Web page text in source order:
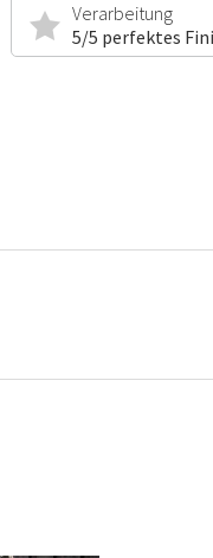
Verarbeitung
5/5 perfektes